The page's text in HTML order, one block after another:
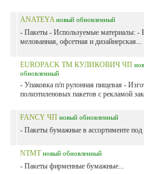
ANATEYAновый обновленный
- Пакеты - Используемые материалы: -
мелованная, офсетная и дизайнерская...
EUROPACK ТМ КУЛИКОВИЧ ЧП
обновленный
- Упаковка п/п рулонная пищевая -
полиэтиленовых пакетов с рекламой
FANCY ЧП новый обновленный
- Пакеты бумажные в ассортименте под
NTMTновый обновленный
- Пакеты фирменные бумажные...